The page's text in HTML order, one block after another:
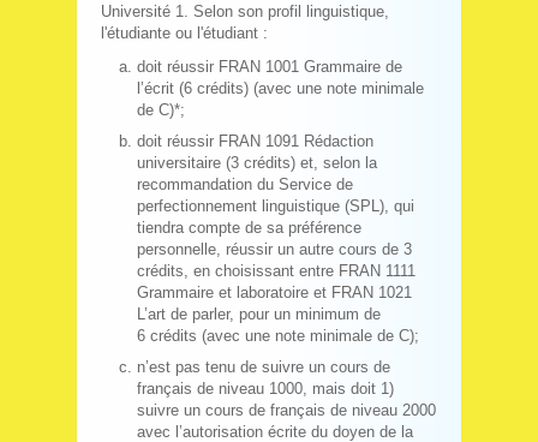
Université 1. Selon son profil linguistique,
l'étudiante ou l'étudiant :
doit réussir FRAN 1001 Grammaire de
l’écrit (6 crédits) (avec une note minimale
de C)*;
doit réussir FRAN 1091 Rédaction
universitaire (3 crédits) et, selon la
recommandation du Service de
perfectionnement linguistique (SPL), qui
tiendra compte de sa préférence
personnelle, réussir un autre cours de 3
crédits, en choisissant entre FRAN 1111
Grammaire et laboratoire et FRAN 1021
L’art de parler, pour un minimum de
6 crédits (avec une note minimale de C);
n’est pas tenu de suivre un cours de
français de niveau 1000, mais doit 1)
suivre un cours de français de niveau 2000
avec l’autorisation écrite du doyen de la